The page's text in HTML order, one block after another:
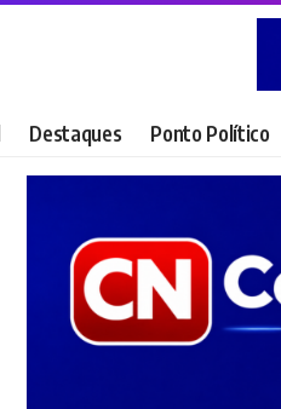
Destaques Ponto Político